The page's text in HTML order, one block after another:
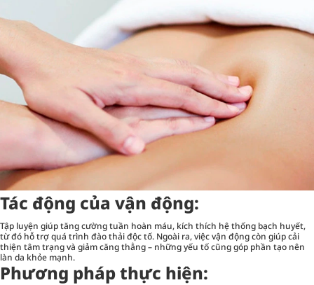
Tác động của vận động:
Tập luyện giúp tăng cường tuần hoàn máu, kích thích hệ thống bạch huyết,
từ đó hỗ trợ quá trình đào thải độc tố. Ngoài ra, việc vận động còn giúp cải
thiện tâm trạng và giảm căng thẳng – những yếu tố cũng góp phần tạo nên
làn da khỏe mạnh.
Phương pháp thực hiện: